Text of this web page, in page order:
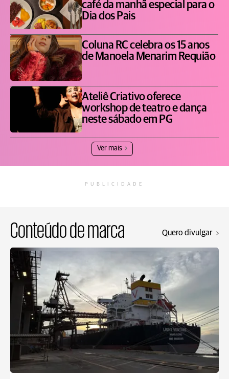
café da manhã especial para o
Dia dos Pais
Coluna RC celebra os 15 anos
de Manoela Menarim Requião
Ateliê Criativo oferece
workshop de teatro e dança
neste sábado em PG
Ver mais
PUBLICIDADE
Conteúdo de marca Quero divulgar